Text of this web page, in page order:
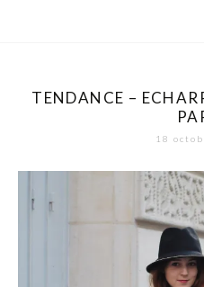
TENDANCE –
18